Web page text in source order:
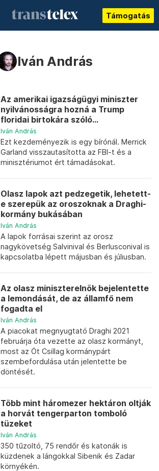
Támogatás
Iván András
Az amerikai igazságügyi miniszter
nyilvánosságra hozná a Trump
floridai birtokára szóló...
Iván András
Ezt kezdeményezik is egy bírónál. Merrick
Garland visszautasította az FBI-t és a
minisztériumot ért támadásokat.
Olasz lapok azt pedzegetik, lehetett-
e szerepük az oroszoknak a Draghi-
kormány bukásában
Iván András
A lapok forrásai szerint az orosz
nagykövetség Salvinival és Berlusconival is
kapcsolatba lépett májusban és júliusban.
Az olasz miniszterelnök bejelentette
a lemondását, de az államfő nem
fogadta el
Iván András
A piacokat megnyugtató Draghi 2021
februárja óta vezette az olasz kormányt,
most az Öt Csillag kormánypárt
szembefordulása után jelentette be
döntését.
Több mint háromezer hektáron oltják
a horvát tengerparton tomboló
tüzeket
Iván András
350 tűzoltó, 75 rendőr és katonák is
küzdenek a lángokkal Sibenik és Zadar
környékén.